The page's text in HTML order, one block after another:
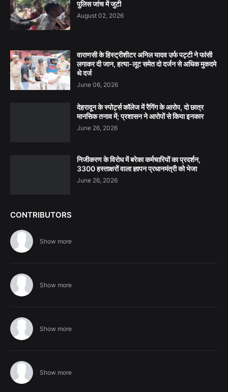
पुलिस जांच में जुटी
August 02, 2026
वाराणसी के हिस्ट्रीशीटर अनिल यादव उर्फ पट्टी ने फांसी
लगाकर दी जान, हत्या-लूट समेत दो दर्जन से अधिक मुकदमे
थे दर्ज
June 06, 2026
देहरादून के स्पोर्ट्स कॉलेज में रैगिंग के आरोप, दो छात्र
मानसिक तनाव में; प्रशासन ने आरोपों से किया इनकार
June 26, 2026
निजीकरण के विरोध में बरेका कर्मचारियों का प्रदर्शन,
3300 हस्ताक्षरों वाला ज्ञापन प्रधानमंत्री को भेजा
June 26, 2026
CONTRIBUTORS
Show more
Show more
Show more
Show more